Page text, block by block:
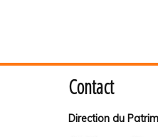
Contact
Direction du